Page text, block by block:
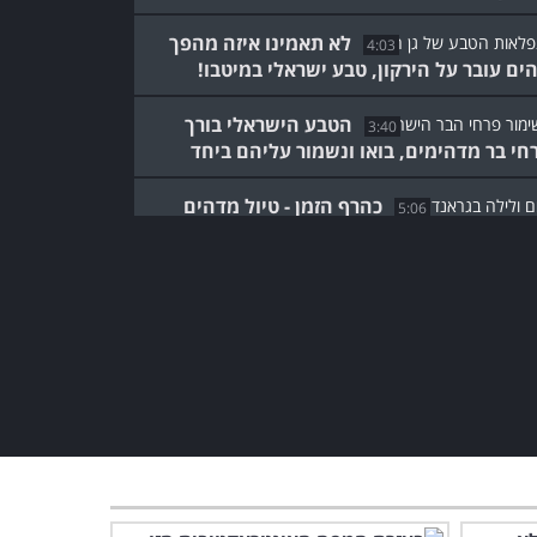
4:03
לא תאמינו איזה מהפך
עובר על הירקון, טבע ישראלי במיטבו!
3:40
הטבע הישראלי בורך
בר מדהימים, בואו ונשמור עליהם ביחד
5:06
כהרף הזמן - טיול מדהים